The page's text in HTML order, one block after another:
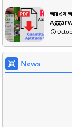
আর এস
News